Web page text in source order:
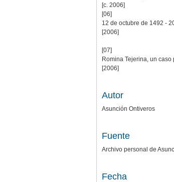
[c. 2006]
[06]
12 de octubre de 1492 -
[2006]
[07]
Romina Tejerina, un
[2006]
Autor
Asunción Ontiveros
Fuente
Archivo personal de
Fecha